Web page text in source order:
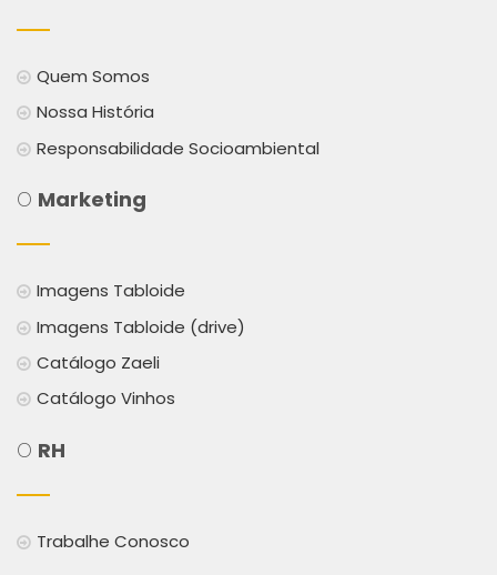
Quem Somos
Nossa História
Responsabilidade Socioambiental
O Marketing
Imagens Tabloide
Imagens Tabloide (drive)
Catálogo Zaeli
Catálogo Vinhos
O RH
Trabalhe Conosco